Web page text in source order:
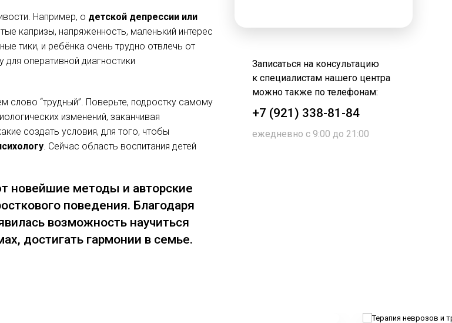
Например, о детской депрессии или
капризы, напряженность, маленький интерес
тики, и ребёнка очень трудно отвлечь от
оперативной диагностики
слово “трудный”. Поверьте, подростку самому
изменений, заканчивая
создать условия, для того, чтобы
. Сейчас область воспитания детей
новейшие методы и авторские
поведения. Благодаря
возможность научиться
достигать гармонии в семье.
Записаться на консультацию
к специалистам нашего центра
можно также по телефонам:
+7 (921) 338-81-84
ежедневно с 9:00 до 21:00